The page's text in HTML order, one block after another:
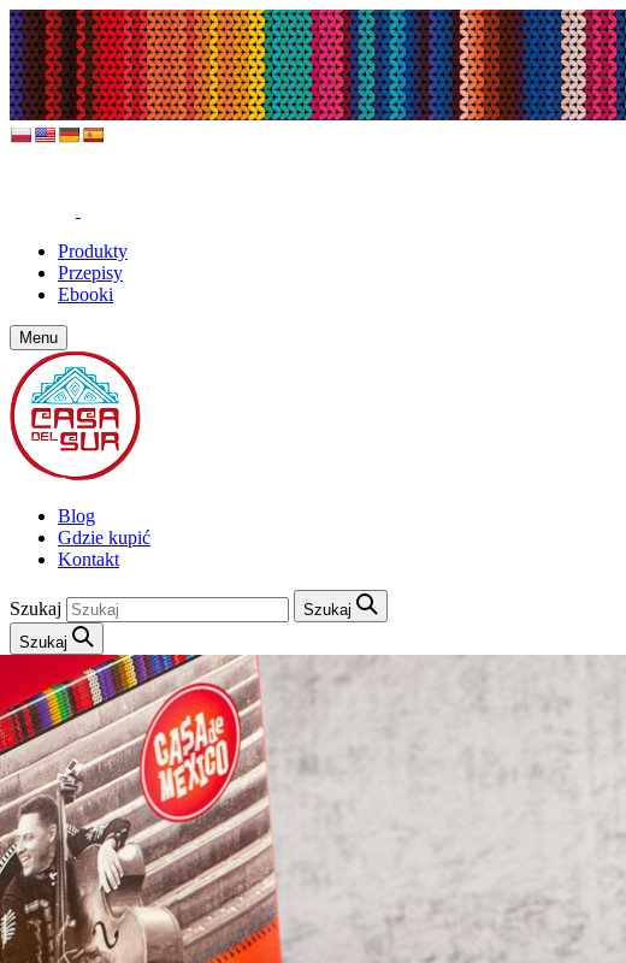
Produkty
Przepisy
Ebooki
Menu
Blog
Gdzie kupić
Kontakt
Szukaj
Szukaj
Szukaj